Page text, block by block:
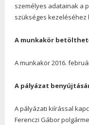
személyes adatainak a
szükséges kezeléséhez
A munkakör
A munkakör 2016.
A pályázat
A pályázati kiírással
Ferenczi Gábor